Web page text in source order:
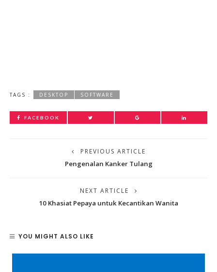
TAGS : DESKTOP SOFTWARE
FACEBOOK
PREVIOUS ARTICLE
Pengenalan Kanker Tulang
NEXT ARTICLE
10 Khasiat Pepaya untuk Kecantikan Wanita
YOU MIGHT ALSO LIKE